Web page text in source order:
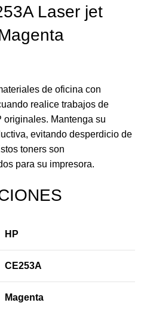
Laser jet
de oficina con
realice trabajos de
originales. Mantenga su
evitando desperdicio de
toners son
para su impresora.
HP
CE253A
Magenta